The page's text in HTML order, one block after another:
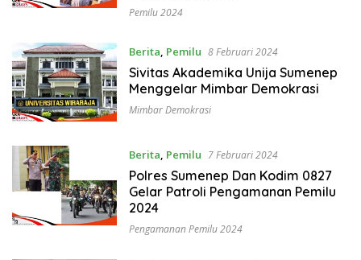
Pemilu 2024
Berita, Pemilu 8 Februari 2024
Sivitas Akademika Unija Sumenep
Menggelar Mimbar Demokrasi
Mimbar Demokrasi
Berita, Pemilu 7 Februari 2024
Polres Sumenep Dan Kodim 0827
Gelar Patroli Pengamanan Pemilu
2024
Pengamanan Pemilu 2024